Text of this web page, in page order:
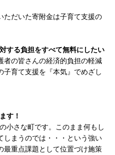
ただいた寄附金は子育て支援の
する負担をすべて無料にしたい
者の皆さんの経済的負担の軽減
子育て支援を『本気』でめざし
す！
小さな町です。このまま何もし
しまうのでは・・・という強い
最重点課題として位置づけ施策